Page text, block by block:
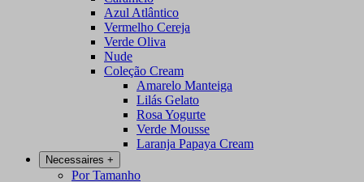
Azul Atlântico
Vermelho Cereja
Verde Oliva
Nude
Coleção Cream
Amarelo Manteiga
Lilás Gelato
Rosa Yogurte
Verde Mousse
Laranja Papaya Cream
Necessaires +
Por Tamanho